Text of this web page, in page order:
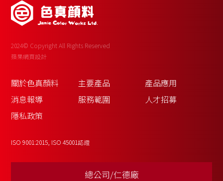
2024© Copyright All Rights Reserved
蘋果網頁設計
關於色真顏料 主要產品
產品應用
消息報導
服務範圍
人才招募
隱私政策
ISO 9001:2015, ISO 45001認證
總公司/仁德廠